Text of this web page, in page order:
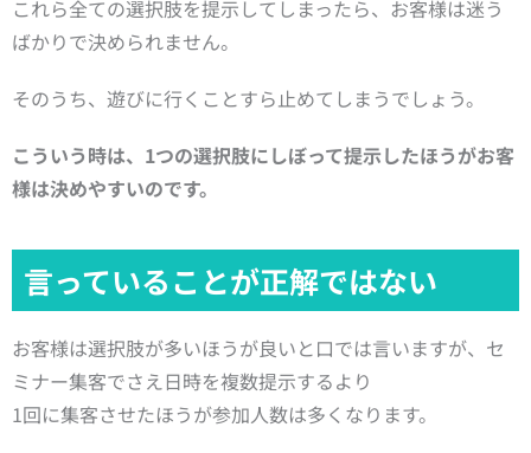
これら全ての選択肢を提示してしまったら、お客様は迷う
ばかりで決められません。
そのうち、遊びに行くことすら止めてしまうでしょう。
こういう時は、 1つの選択肢にしぼって提示したほうがお客
様は決めやすいのです。
言っていることが正解ではない
お客様は選択肢が多いほうが良いと口では言いますが、セ
ミナー集客でさえ日時を複数提示するより
1回に集客させたほうが参加人数は多くなります。